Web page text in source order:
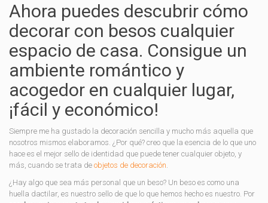
Ahora puedes descubrir cómo
decorar con besos cualquier
espacio de casa. Consigue un
ambiente romántico y
acogedor en cualquier lugar,
¡fácil y económico!
Siempre me ha gustado la decoración sencilla y mucho más aquella que
nosotros mismos elaboramos. ¿Por qué? creo que la esencia de lo que uno
hace es el mejor sello de identidad que puede tener cualquier objeto, y
más, cuando se trata de objetos de decoración.
¿Hay algo que sea más personal que un beso? Un beso es como una
huella dactilar, es nuestro sello de que lo que hemos hecho es nuestro. Por